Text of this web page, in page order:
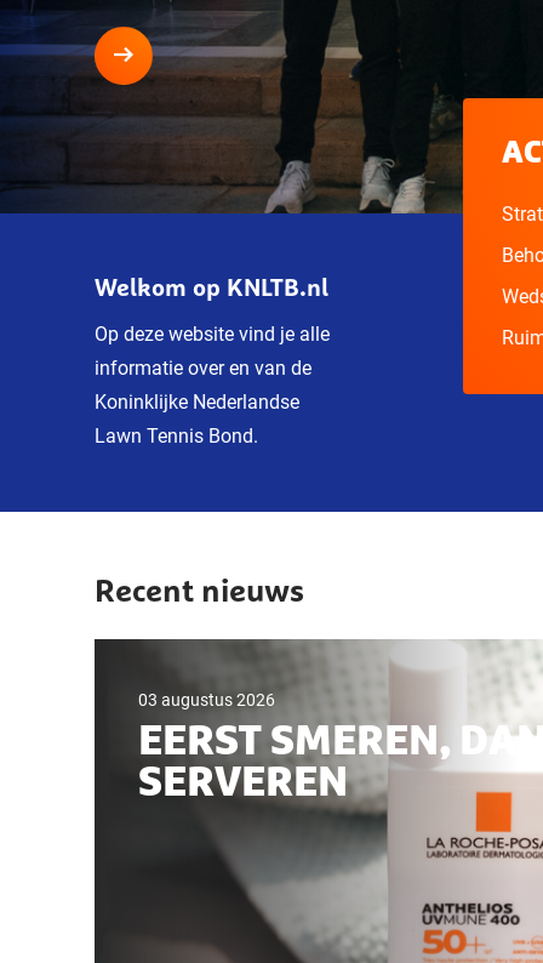
Welkom op KNLTB.nl
Op deze website vind je alle
informatie over en van de
Koninklijke Nederlandse
Lawn Tennis Bond.
Recent nieuws
03 augustus 2026
EERST SMEREN,
SERVEREN